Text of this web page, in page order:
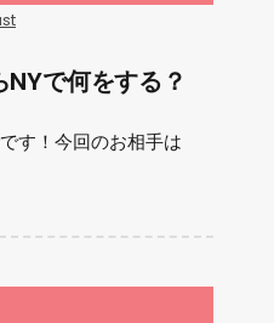
で何をする？
す！今回のお相手は